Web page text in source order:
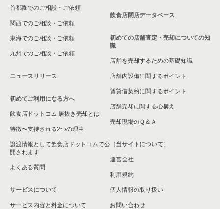
さいたま市北区の飲食店の居抜き売却物件の案件一覧
さいたま市見沼区の飲食店の居抜き売却物件の案件一覧
春日部市の飲食店の居抜き売却物件の案件一覧
さいたま市岩槻区の飲食店の居抜き売却物件の案件一覧
狭山市の飲食店の居抜き売却物件の案件一覧
さいたま市中央区の飲食店の居抜き売却物件の案件一覧
さいたま市桜区の飲食店の居抜き売却物件の案件一覧
加須市の飲食店の居抜き売却物件の案件一覧
入間郡の飲食店の居抜き売却物件の案件一覧
首都圏でのご相談・ご依頼
関西でのご相談・ご依頼
東海でのご相談・ご依頼
九州でのご相談・ご依頼
ニュースリリース
初めてご利用になる方へ
飲食店ドットコム 居抜き売却とは
特徴〜支持される2つの理由
譲渡情報として飲食店ドットコムで公
開されます
よくある質問
サービスについて
サービス内容と料金について
飲食店閉店データベース
初めての店舗査定・売却についての知
識
店舗を売却するための基礎知識
店舗内設備に関するポイント
賃貸借契約に関するポイント
店舗売却に関する心構え
売却現場のＱ＆Ａ
［当サイトについて］
運営会社
利用規約
個人情報の取り扱い
お問い合わせ